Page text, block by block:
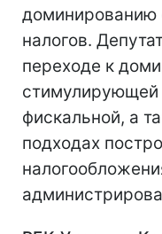
доминированию
налогов.
переходе к
стимулирующей
фискальной, а
подходах